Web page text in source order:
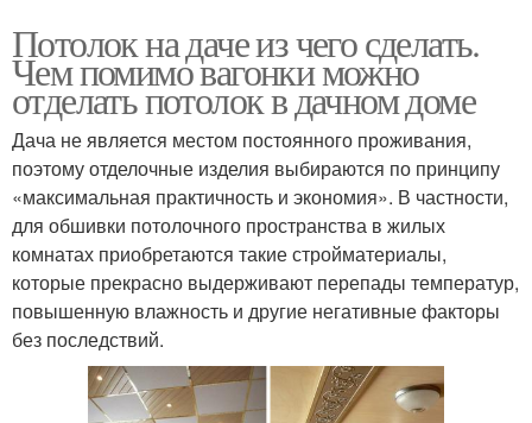
Потолок на даче из чего сделать.
Чем помимо вагонки можно
отделать потолок в дачном доме
Дача не является местом постоянного проживания,
поэтому отделочные изделия выбираются по принципу
«максимальная практичность и экономия». В частности,
для обшивки потолочного пространства в жилых
комнатах приобретаются такие стройматериалы,
которые прекрасно выдерживают перепады температур,
повышенную влажность и другие негативные факторы
без последствий.